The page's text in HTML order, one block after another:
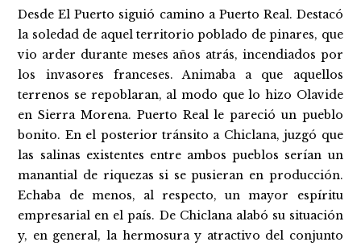
Desde El Puerto siguió camino a Puerto Real. Destacó
la soledad de aquel territorio poblado de pinares, que
vio arder durante meses años atrás, incendiados por
los invasores franceses. Animaba a que aquellos
terrenos se repoblaran, al modo que lo hizo Olavide
en Sierra Morena. Puerto Real le pareció un pueblo
bonito. En el posterior tránsito a Chiclana, juzgó que
las salinas existentes entre ambos pueblos serían un
manantial de riquezas si se pusieran en producción.
Echaba de menos, al respecto, un mayor espíritu
empresarial en el país. De Chiclana alabó su situación
y, en general, la hermosura y atractivo del conjunto